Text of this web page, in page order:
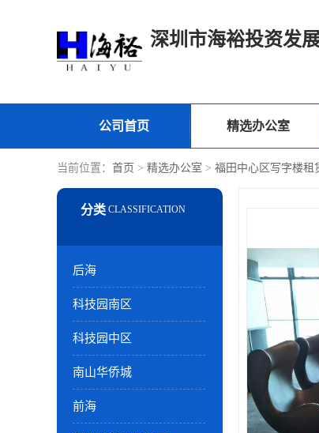
深圳市海裕投资发
公司首页 精选办公室
当前位置： 首页 > 精选办公室 > 福田中心区写字楼租
后海
科技园南区
科技园中区
南山华侨城
前海